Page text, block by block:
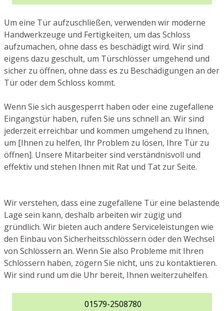
Um eine Tür aufzuschließen, verwenden wir moderne
Handwerkzeuge und Fertigkeiten, um das Schloss
aufzumachen, ohne dass es beschädigt wird. Wir sind
eigens dazu geschult, um Türschlösser umgehend und
sicher zu öffnen, ohne dass es zu Beschädigungen an der
Tür oder dem Schloss kommt.
Wenn Sie sich ausgesperrt haben oder eine zugefallene
Eingangstür haben, rufen Sie uns schnell an. Wir sind
jederzeit erreichbar und kommen umgehend zu Ihnen,
um [Ihnen zu helfen, Ihr Problem zu lösen, Ihre Tür zu
öffnen]. Unsere Mitarbeiter sind verständnisvoll und
effektiv und stehen Ihnen mit Rat und Tat zur Seite.
Wir verstehen, dass eine zugefallene Tür eine belastende
Lage sein kann, deshalb arbeiten wir zügig und
gründlich. Wir bieten auch andere Serviceleistungen wie
den Einbau von Sicherheitsschlössern oder den Wechsel
von Schlössern an. Wenn Sie also Probleme mit Ihren
Schlössern haben, zögern Sie nicht, uns zu kontaktieren.
Wir sind rund um die Uhr bereit, Ihnen weiterzuhelfen.
01579-2508780